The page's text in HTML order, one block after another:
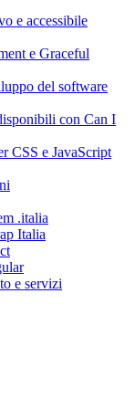
e accessibile
e Graceful
del software
con Can I
CSS e JavaScript
.italia
Italia
e servizi